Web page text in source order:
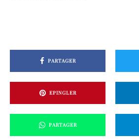
PARTAGER
EPINGLER
PARTAGER